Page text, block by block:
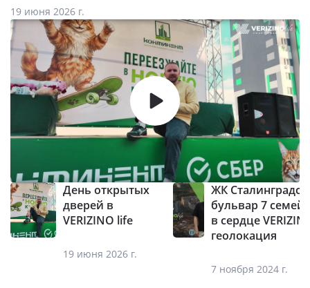
19 июня 2026 г.
День открытых
дверей в
VERIZINO life
19 июня 2026 г.
ЖК
бульвар 7
в сердце
геолокация
7 ноября 2024 г.